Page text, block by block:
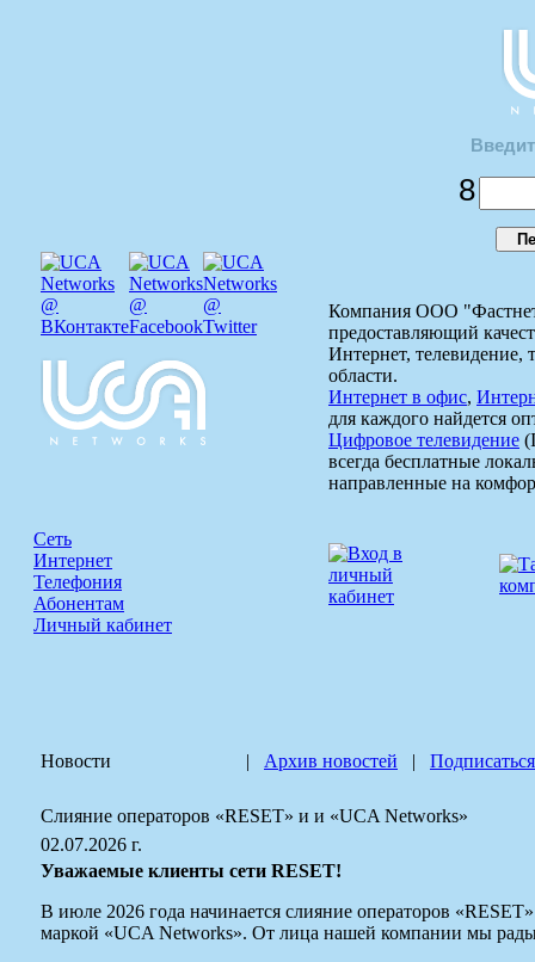
8
Сеть
Интернет
Телефония
Абонентам
Личный кабинет
Компания ООО
предоставляющий
Интернет, телевидение,
области.
Интернет в офис,
для каждого найдется
Цифровое телевидение
всегда бесплатные
направленные на
Новости | Архив новостей |
Слияние операторов «RESET» и и «UCA Networks»
02.07.2026 г.
Уважаемые клиенты сети RESET!
В июле 2026 года начинается слияние операторов
маркой «UCA Networks». От лица нашей компании мы